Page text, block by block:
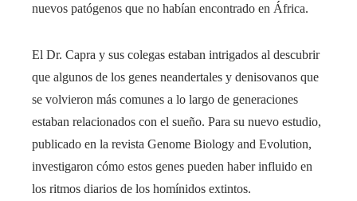
nuevos patógenos que no habían encontrado en África.
El Dr. Capra y sus colegas estaban intrigados al descubrir
que algunos de los genes neandertales y denisovanos que
se volvieron más comunes a lo largo de generaciones
estaban relacionados con el sueño. Para su nuevo estudio,
publicado en la revista Genome Biology and Evolution,
investigaron cómo estos genes pueden haber influido en
los ritmos diarios de los homínidos extintos.